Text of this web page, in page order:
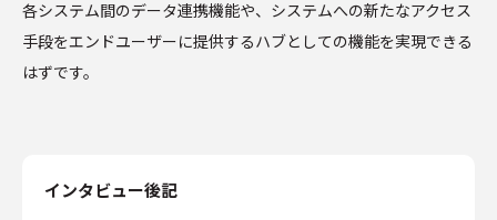
各システム間のデータ連携機能や、システムへの新たなアクセス
手段をエンドユーザーに提供するハブとしての機能を実現できる
はずです。
インタビュー後記